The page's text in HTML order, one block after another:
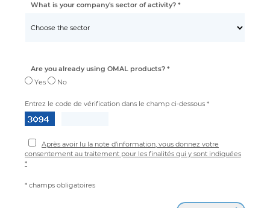
What is your company's sector of activity? *
Are you already using OMAL products? *
Yes
No
Entrez le code de vérification dans le champ ci-dessous *
Après avoir lu la note d’information, vous donnez votre
consentement au traitement pour les finalités qui y sont indiquées
*
* champs obligatoires